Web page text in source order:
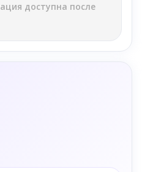
доступна после